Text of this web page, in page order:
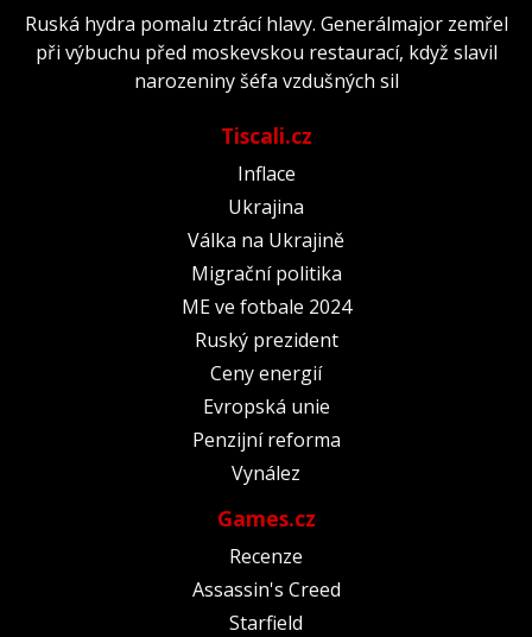
Ruská hydra pomalu ztrácí hlavy. Generálmajor zemřel
při výbuchu před moskevskou restaurací, když slavil
narozeniny šéfa vzdušných sil
Tiscali.cz
Inflace
Ukrajina
Válka na Ukrajině
Migrační politika
ME ve fotbale 2024
Ruský prezident
Ceny energií
Evropská unie
Penzijní reforma
Vynález
Games.cz
Recenze
Assassin's Creed
Starfield